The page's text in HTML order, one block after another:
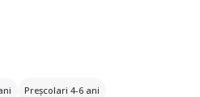
Preșcolari 4-6 ani